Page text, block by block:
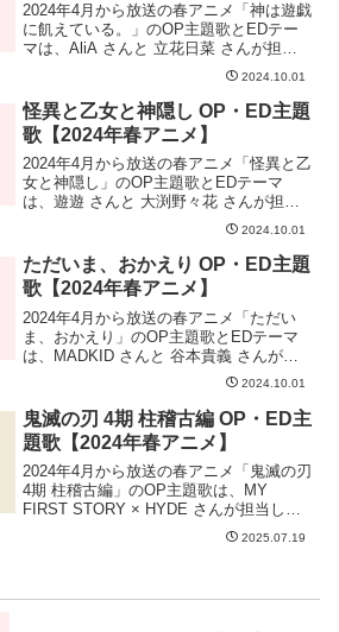
2024年4月から放送の春アニメ「神は遊戯
に飢えている。」のOP主題歌とEDテー
マは、AliA さんと 立花日菜 さんが担当
します。OP主題歌を手掛けるのは AliA
さんで、そのOP主題歌のタイトルは
「NewGame」になります。EDテー...
2024.10.01
怪異と乙女と神隠し OP・ED主題
歌【2024年春アニメ】
2024年4月から放送の春アニメ「怪異と乙
女と神隠し」のOP主題歌とEDテーマ
は、遊遊 さんと 大渕野々花 さんが担当
します。OP主題歌は 遊遊 さんが担当
し、OP主題歌のタイトルは「ハザードシ
ンボル」です。EDテーマの担当は大渕
野々花さん...
2024.10.01
ただいま、おかえり OP・ED主題
歌【2024年春アニメ】
2024年4月から放送の春アニメ「ただい
ま、おかえり」のOP主題歌とEDテーマ
は、MADKID さんと 谷本貴義 さんが担
当します。OP主題歌は MADKID さんが
のことば」です。MADKID さんの...
2024.10.01
鬼滅の刃 4期 柱稽古編 OP・ED主
題歌【2024年春アニメ】
2024年4月から放送の春アニメ「鬼滅の刃
4期 柱稽古編」のOP主題歌は、MY
FIRST STORY × HYDE さんが担当しま
す。MY FIRST STORY × HYDEさんが手
掛けるOPの曲名は「夢幻」です。MY
2025.07.19